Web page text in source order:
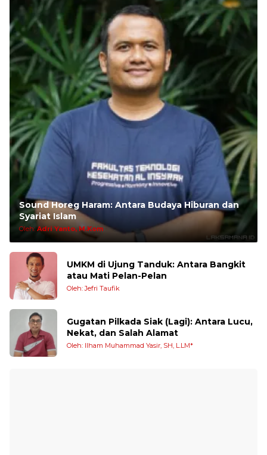
Sound Horeg Haram: Antara Budaya Hiburan dan
Syariat Islam
Oleh:Adri Yanto, M.Kom
UMKM di Ujung Tanduk: Antara Bangkit
atau Mati Pelan-Pelan
Oleh: Jefri Taufik
Gugatan Pilkada Siak (Lagi): Antara Lucu,
Nekat, dan Salah Alamat
Oleh: Ilham Muhammad Yasir, SH, L.LM*